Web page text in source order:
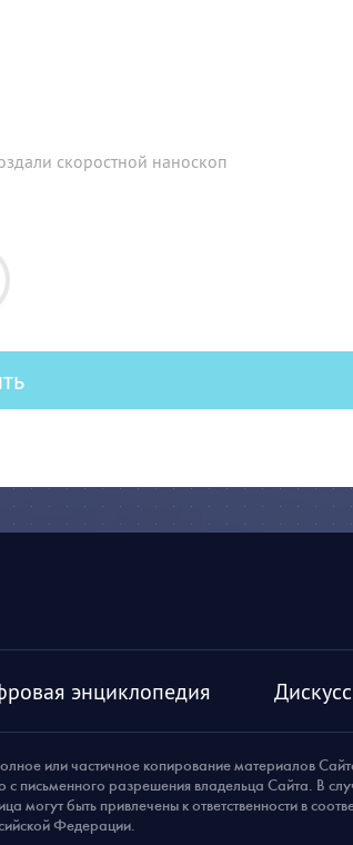
скоростной наноскоп
энциклопедия
или частичное копирование материалов
с письменного разрешения владельца Сайта. В
могут быть привлечены к ответственности в
Федерации.